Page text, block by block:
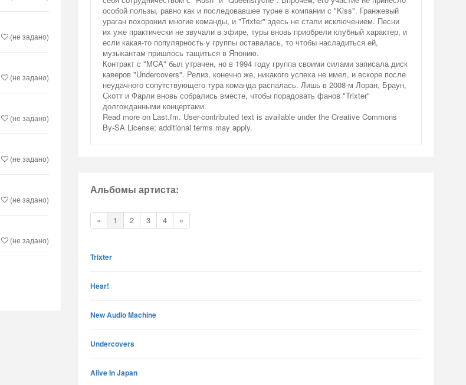
(не задано)
(не задано)
(не задано)
(не задано)
(не задано)
(не задано)
особой пользы, равно как и последовавшее турне в компании с "Kiss". Гранжевый
ураган похоронил многие команды, и "Trixter" здесь не стали исключением. Песни
их уже практически не звучали в эфире, туры вновь приобрели клубный характер, и
если какая-то популярность у группы оставалась, то чтобы насладиться ей,
музыкантам пришлось тащиться в Японию.
Контракт с "MCA" был утрачен, но в 1994 году группа своими силами записала диск
каверов "Undercovers". Релиз, конечно же, никакого успеха не имел, и вскоре после
неудачного сопутствующего тура команда распалась. Лишь в 2008-м Лоран, Браун,
Скотт и Фарли вновь собрались вместе, чтобы порадовать фанов "Trixter"
долгожданными концертами.
Read more on Last.fm. User-contributed text is available under the Creative Commons
By-SA License; additional terms may apply.
Альбомы артиста:
« 1 2 3 4 »
Trixter
Hear!
New Audio Machine
Undercovers
Alive In Japan